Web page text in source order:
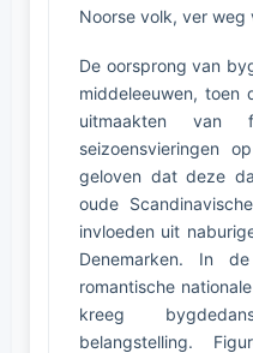
Noorse volk, ver
De oorsprong van
middeleeuwen, toen
uitmaakten van
seizoensvieringen
geloven dat deze
oude
invloeden uit
Denemarken. In
romantische
kreeg
belangstelling.